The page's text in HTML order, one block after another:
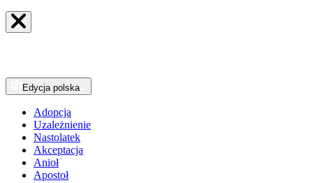
Edycja polska
Adopcja
Uzależnienie
Nastolatek
Akceptacja
Anioł
Apostoł